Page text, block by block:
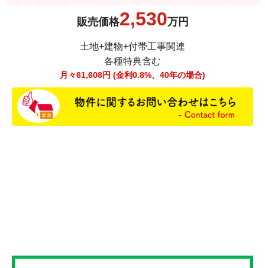
販売価格2,530万円
土地+建物+付帯工事関連
各種特典含む
月々61,608円 (金利0.8%、40年の場合)